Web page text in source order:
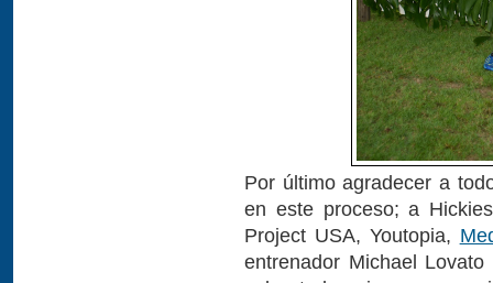
Por último agradecer a
en este proceso; a
Project USA, Youtopia,
entrenador Michael